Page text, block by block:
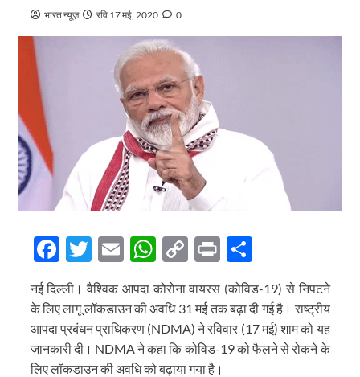
भारत न्यूज़ रवि 17 मई, 2020 0
Facebook
Twitter
EmailWhatsApp
Copy
Link
PrintShare
नई दिल्ली। वैश्विक आपदा कोरोना वायरस (कोविड-19) से निपटने
के लिए लागू लॉकडाउन की अवधि 31 मई तक बढ़ा दी गई है। राष्ट्रीय
आपदा प्रबंधन प्राधिकरण (NDMA) ने रविवार (17 मई) शाम को यह
जानकारी दी। NDMA ने कहा कि कोविड-19 को फैलने से रोकने के
लिए लॉकडाउन की अवधि को बढ़ाया गया है।